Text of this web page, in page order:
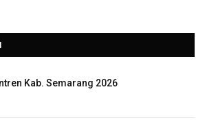
Kab. Semarang 2026